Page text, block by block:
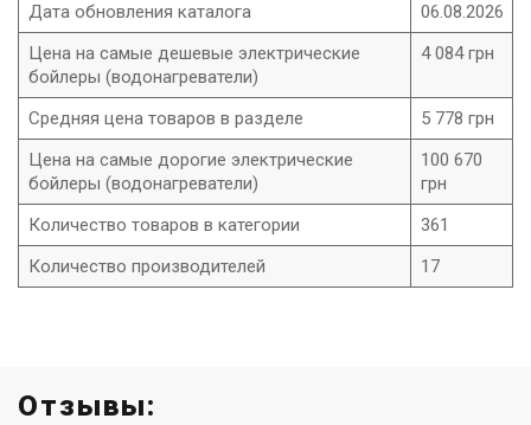
Дата обновления каталога
06.08.2026
Цена на самые дешевые электрические
бойлеры (водонагреватели)
4 084 грн
Средняя цена товаров в разделе
5 778 грн
Цена на самые дорогие электрические
бойлеры (водонагреватели)
100 670
грн
Количество товаров в категории
361
Количество производителей
17
Отзывы: